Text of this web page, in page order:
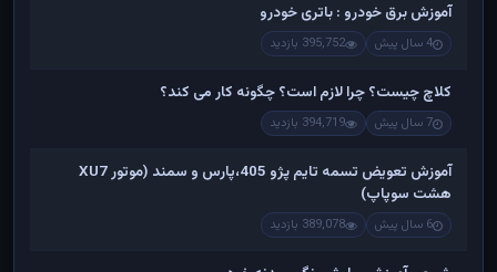
آموزش برق خودرو : باتری خودرو
4 سال پیش 395,752 بازدید
کلاچ چیست؟ چرا لازم است؟ چگونه کار می کند؟
7 سال پیش 394,719 بازدید
آموزش تعویض تسمه تایم پژو 405،پارس و سمند (موتور XU7
هشت سوپاپ)
6 سال پیش 389,078 بازدید